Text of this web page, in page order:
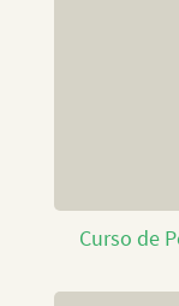
Curso de